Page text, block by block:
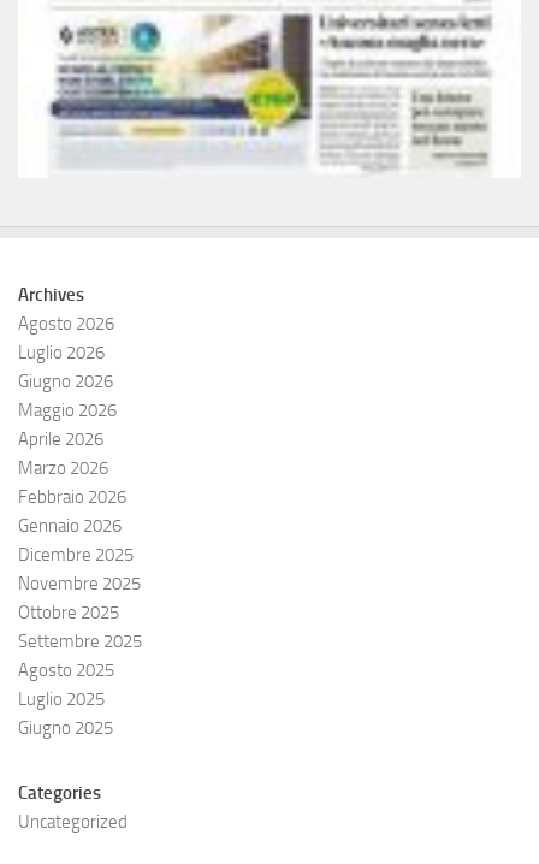
Archives
Agosto 2026
Luglio 2026
Giugno 2026
Maggio 2026
Aprile 2026
Marzo 2026
Febbraio 2026
Gennaio 2026
Dicembre 2025
Novembre 2025
Ottobre 2025
Settembre 2025
Agosto 2025
Luglio 2025
Giugno 2025
Categories
Uncategorized